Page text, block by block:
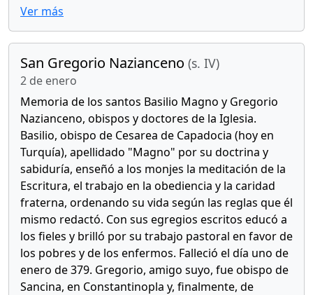
Ver más
San Gregorio Nazianceno (s. IV)
2 de enero
Memoria de los santos Basilio Magno y Gregorio
Nazianceno, obispos y doctores de la Iglesia.
Basilio, obispo de Cesarea de Capadocia (hoy en
Turquía), apellidado "Magno" por su doctrina y
sabiduría, enseñó a los monjes la meditación de la
Escritura, el trabajo en la obediencia y la caridad
fraterna, ordenando su vida según las reglas que él
mismo redactó. Con sus egregios escritos educó a
los fieles y brilló por su trabajo pastoral en favor de
los pobres y de los enfermos. Falleció el día uno de
enero de 379. Gregorio, amigo suyo, fue obispo de
Sancina, en Constantinopla y, finalmente, de